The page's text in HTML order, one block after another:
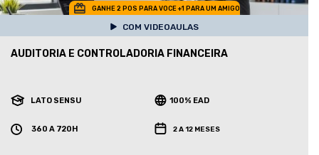
GANHE 2 POS PARA VOCE +1 PARA UM AMIGO
COM VIDEOAULAS
AUDITORIA E CONTROLADORIA FINANCEIRA
LATO SENSU 100% EAD
360 A 720H 2 A 12 MESES